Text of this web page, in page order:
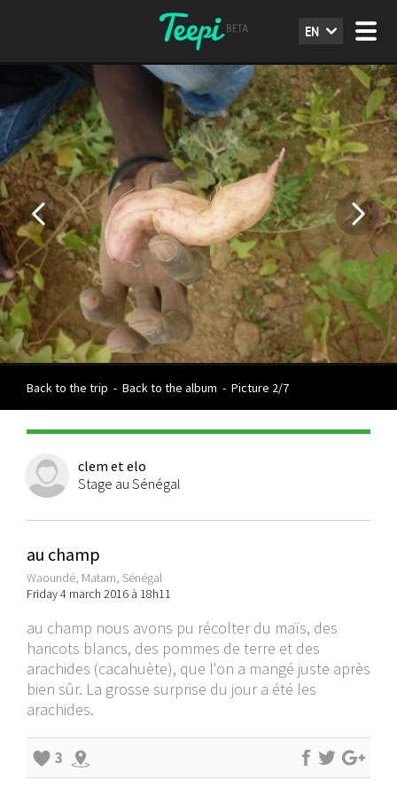
EN
Back to the trip - Back to the album - Picture 2/7
clem et elo
Stage au Sénégal
au champ
Waoundé, Matam, Sénégal
Friday 4 march 2016 à 18h11
au champ nous avons pu récolter du maïs, des
haricots blancs, des pommes de terre et des
arachides (cacahuète), que l'on a mangé juste après
bien sûr. La grosse surprise du jour a été les
arachides.
3